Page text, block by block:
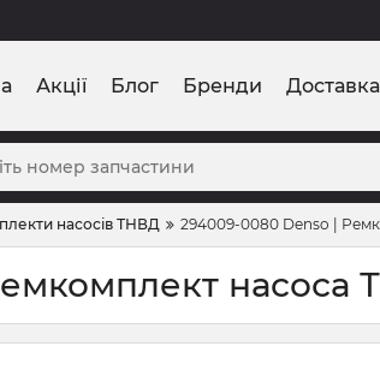
Акції Блог Бренди Доставка
насосів ТНВД 294009-0080 Denso |
насоса